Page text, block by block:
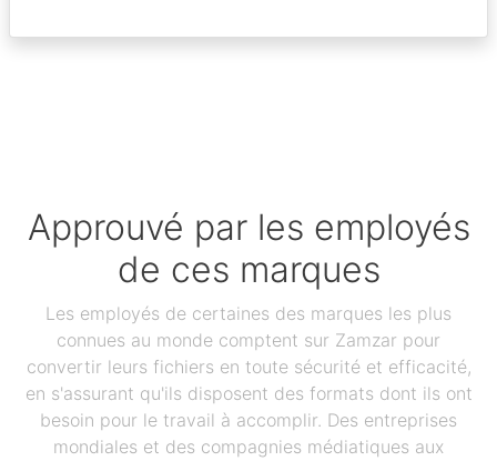
Approuvé par les employés
de ces marques
Les employés de certaines des marques les plus
connues au monde comptent sur Zamzar pour
convertir leurs fichiers en toute sécurité et efficacité,
en s'assurant qu'ils disposent des formats dont ils ont
besoin pour le travail à accomplir. Des entreprises
mondiales et des compagnies médiatiques aux